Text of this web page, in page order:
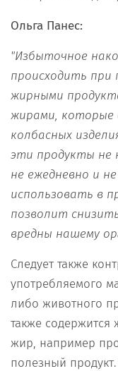
Ольга Панес:
"Избыточное
происходить при
жирными
жирами, которые
колбасных
эти продукты не
не ежедневно и
использовать в
позволит
вредны нашему
Следует также
употребляемого
либо животного
также содержится
жир, например
полезный